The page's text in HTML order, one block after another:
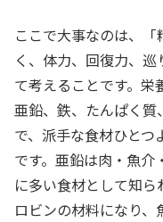
ここで大事なのは、
く、体力、回復力、
て考えることです。栄
亜鉛、鉄、たんぱく
で、派手な食材ひとつ
です。亜鉛は肉・魚
に多い食材として知
ロビンの材料になり